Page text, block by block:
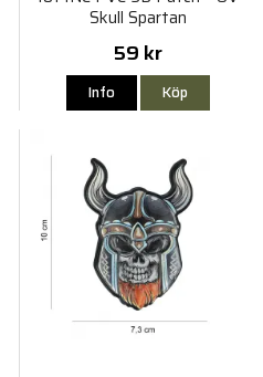
Skull Spartan
59 kr
Info Köp